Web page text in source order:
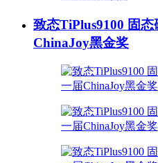
致态TiPlus9100 固
ChinaJoy黑金奖